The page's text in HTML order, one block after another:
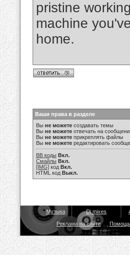
pristine
machine
home.
Ваши права в разделе
Вы не можете создавать темы
Вы не можете отвечать на
Вы не можете прикреплять файлы
Вы не можете редактировать
BB коды Вкл.
Смайлы Вкл.
[IMG] код Вкл.
HTML код Выкл.
Музыка Dj mixes
Реклама на сайте Помощь